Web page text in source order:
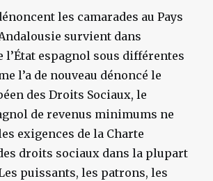
les camarades au Pays
survient dans
l’État espagnol sous différentes
l’a de nouveau dénoncé le
des Droits Sociaux, le
de revenus minimums ne
exigences de la Charte
droits sociaux dans la plupart
puissants, les patrons, les